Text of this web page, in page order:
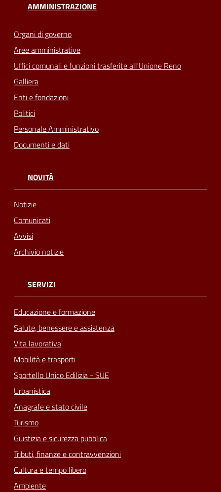
AMMINISTRAZIONE
Organi di governo
Aree amministrative
Uffici comunali e funzioni trasferite all'Unione Reno
Galliera
Enti e fondazioni
Politici
Personale Amministrativo
Documenti e dati
NOVITÀ
Notizie
Comunicati
Avvisi
Archivio notizie
SERVIZI
Educazione e formazione
Salute, benessere e assistenza
Vita lavorativa
Mobilità e trasporti
Sportello Unico Edilizia - SUE
Urbanistica
Anagrafe e stato civile
Turismo
Giustizia e sicurezza pubblica
Tributi, finanze e contravvenzioni
Cultura e tempo libero
Ambiente